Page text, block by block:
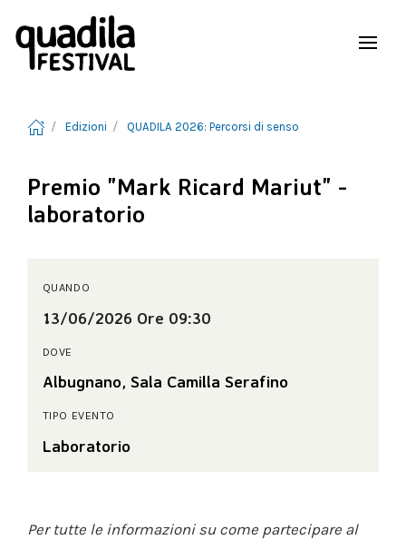
Edizioni QUADILA 2026: Percorsi di senso
Premio "Mark Ricard Mariut" -
laboratorio
QUANDO
13/06/2026 Ore 09:30
DOVE
Albugnano, Sala Camilla Serafino
TIPO EVENTO
Laboratorio
Per tutte le informazioni su come partecipare al